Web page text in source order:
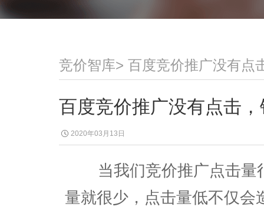
竞价智库> 百度竞价推广没有点
百度竞价推广没有点击
2020年03月13日
当我们竞价推广点击量
量就很少，点击量低不仅会